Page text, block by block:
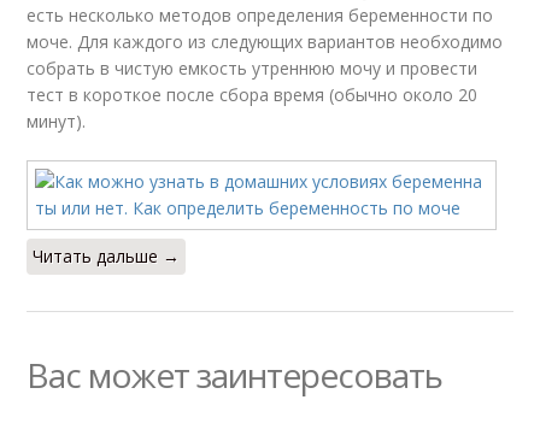
есть несколько методов определения беременности по
моче. Для каждого из следующих вариантов необходимо
собрать в чистую емкость утреннюю мочу и провести
тест в короткое после сбора время (обычно около 20
минут).
Читать дальше →
Вас может заинтересовать